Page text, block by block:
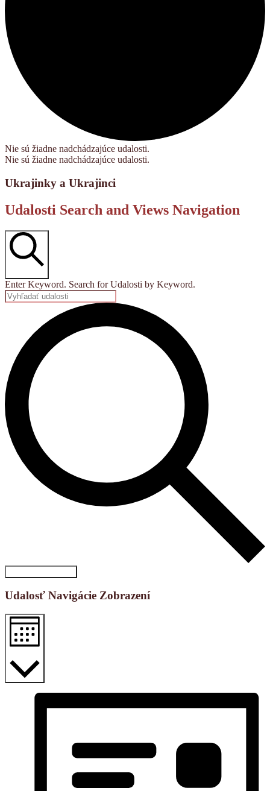
Nie sú žiadne nadchádzajúce udalosti.
Nie sú žiadne nadchádzajúce udalosti.
Ukrajinky a Ukrajinci
Udalosti Search and Views Navigation
Enter Keyword. Search for Udalosti by Keyword.
Udalosť Navigácie Zobrazení